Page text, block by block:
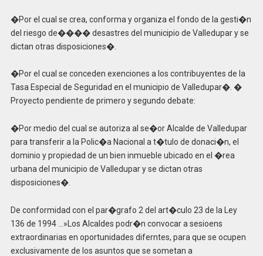
�Por el cual se crea, conforma y organiza el fondo de la gesti�n
del riesgo de���� desastres del municipio de Valledupar y se
dictan otras disposiciones�.
�Por el cual se conceden exenciones a los contribuyentes de la
Tasa Especial de Seguridad en el municipio de Valledupar�. �
Proyecto pendiente de primero y segundo debate:
�Por medio del cual se autoriza al se�or Alcalde de Valledupar
para transferir a la Polic�a Nacional a t�tulo de donaci�n, el
dominio y propiedad de un bien inmueble ubicado en el �rea
urbana del municipio de Valledupar y se dictan otras
disposiciones�.
De conformidad con el par�grafo 2 del art�culo 23 de la Ley
136 de 1994 …»Los Alcaldes podr�n convocar a sesioens
extraordinarias en oportunidades diferntes, para que se ocupen
exclusivamente de los asuntos que se sometan a